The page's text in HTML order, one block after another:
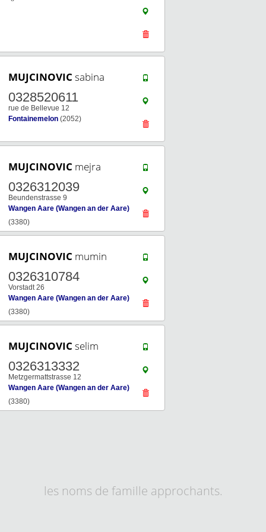
MUJCINOVIC sabina
0328520611
rue de Bellevue 12
Fontainemelon (2052)
MUJCINOVIC mejra
0326312039
Beundenstrasse 9
Wangen Aare (Wangen an der Aare)
(3380)
MUJCINOVIC mumin
0326310784
Vorstadt 26
Wangen Aare (Wangen an der Aare)
(3380)
MUJCINOVIC selim
0326313332
Metzgermattstrasse 12
Wangen Aare (Wangen an der Aare)
(3380)
les noms de famille approchants.